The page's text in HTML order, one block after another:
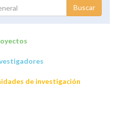
de investigación